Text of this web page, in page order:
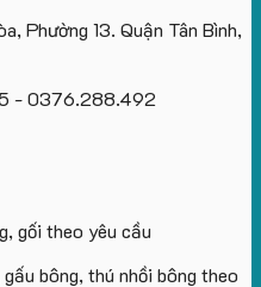
Phường 13. Quận Tân Bình,
- 0376.288.492
bông, thú nhồi bông theo